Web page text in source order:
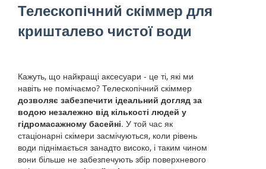
Телескопічний скіммер для
кришталево чистої води
Кажуть, що найкращі аксесуари - це ті, які ми
навіть не помічаємо? Телескопічний скіммер
дозволяє забезпечити ідеальний догляд за
водою незалежно від кількості людей у
гідромасажному басейні. У той час як
стаціонарні скімери засмічуються, коли рівень
води піднімається занадто високо, і таким чином
вони більше не забезпечують збір поверхневого